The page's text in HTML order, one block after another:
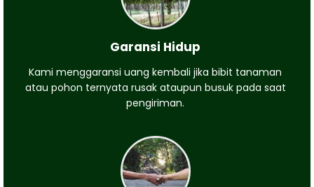
Garansi Hidup
Kami menggaransi uang kembali jika bibit tanaman
atau pohon ternyata rusak ataupun busuk pada saat
pengiriman.